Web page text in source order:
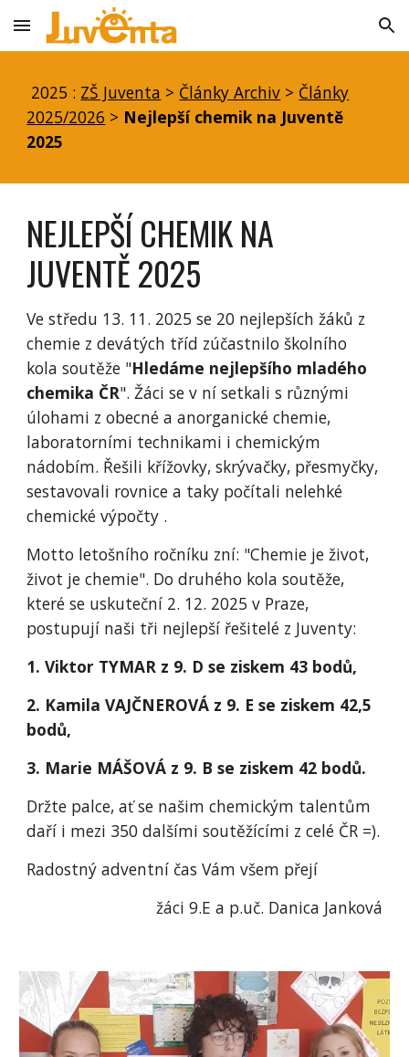
Skip to main content Skip to navigation
2025 : ZŠ Juventa > Články Archiv > Články
2025/2026 > Nejlepší chemik na Juventě
2025
NEJLEPŠÍ CHEMIK NA
JUVENTĚ 2025
Ve středu 13. 11. 2025 se 20 nejlepších žáků z
chemie z devátých tříd zúčastnilo školního
kola soutěže "Hledáme nejlepšího mladého
chemika ČR". Žáci se v ní setkali s různými
úlohami z obecné a anorganické chemie,
laboratorními technikami i chemickým
nádobím. Řešili křížovky, skrývačky, přesmyčky,
sestavovali rovnice a taky počítali nelehké
chemické výpočty .
Motto letošního ročníku zní: "Chemie je život,
život je chemie". Do druhého kola soutěže,
které se uskuteční 2. 12. 2025 v Praze,
postupují naši tři nejlepší řešitelé z Juventy:
1. Viktor TYMAR z 9. D se ziskem 43 bodů,
2. Kamila VAJČNEROVÁ z 9. E se ziskem 42,5
bodů,
3. Marie MÁŠOVÁ z 9. B se ziskem 42 bodů.
Držte palce, ať se našim chemickým talentům
daří i mezi 350 dalšími soutěžícími z celé ČR =).
Radostný adventní čas Vám všem přejí
žáci 9.E a p.uč. Danica Janková